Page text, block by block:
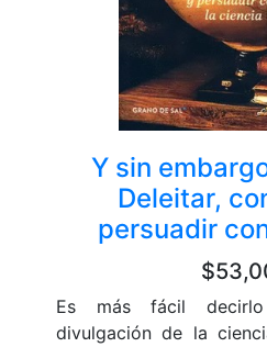
Y sin
Deleitar,
persuadir
Es más fácil
divulgación de la